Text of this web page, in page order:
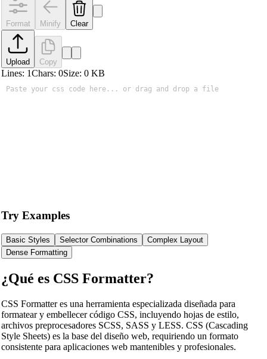
Format Minify Clear
Upload Copy
Lines: 1Chars: 0Size: 0KB
Try Examples
Basic Styles Selector Combinations
Complex Layout
Dense Formatting
¿Qué es CSS Formatter?
CSS Formatter es una herramienta especializada diseñada para
formatear y embellecer código CSS, incluyendo hojas de estilo,
archivos preprocesadores SCSS, SASS y LESS. CSS (Cascading
Style Sheets) es la base del diseño web, requiriendo un formato
consistente para aplicaciones web mantenibles y profesionales.